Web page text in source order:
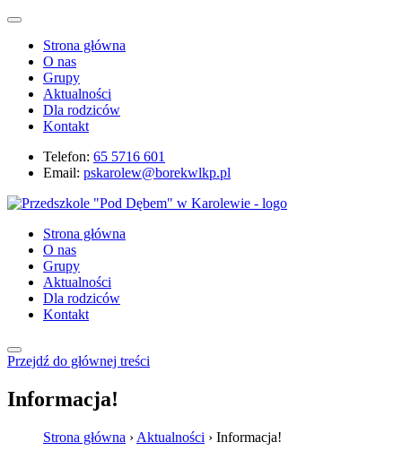
Strona główna
O nas
Grupy
Aktualności
Dla rodziców
Kontakt
Telefon: 65 5716 601
Email: pskarolew@borekwlkp.pl
Strona główna
O nas
Grupy
Aktualności
Dla rodziców
Kontakt
Przejdź do głównej treści
Informacja!
Strona główna › Aktualności › Informacja!